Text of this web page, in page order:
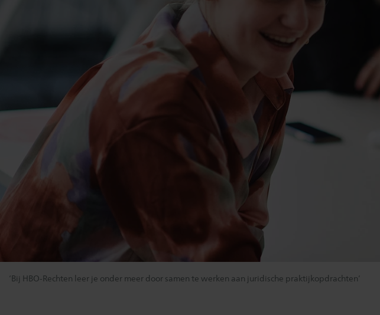
‘Bij HBO-Rechten leer je onder meer door samen te werken aan juridische praktijkopdrachten’